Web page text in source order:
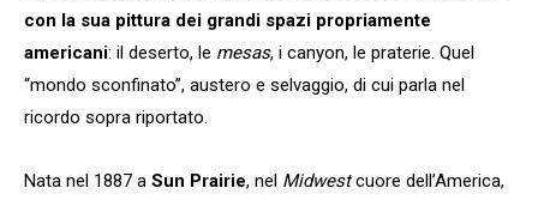
con la sua pittura dei grandi spazi propriamente
americani: il deserto, le mesas, i canyon, le praterie. Quel
“mondo sconfinato”, austero e selvaggio, di cui parla nel
ricordo sopra riportato.
Nata nel 1887 a Sun Prairie, nel Midwestcuore dell’America,